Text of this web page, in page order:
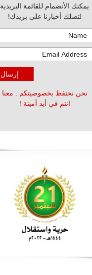
يمكنك الأنضمام للقائمة البريدية
لتصلك أخبارنا على بريدك!
نحن نحتفظ بخصوصيتكم . معنا
انتم في أيد أمينة !